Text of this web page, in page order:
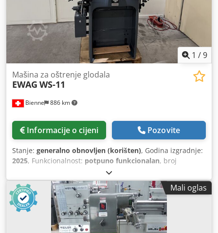
1 /9
Bienne 886 km
Mašina za oštrenje glodala
EWAG WS-11
Informacije o cijeni Pozovite
Stanje: generalno obnovljen (korišten), Godina izgradnje:
2025, Funkcionalnost: potpuno funkcionalan, broj
Mali oglas